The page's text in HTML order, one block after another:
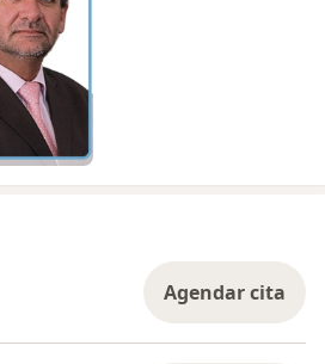
Agendar cita